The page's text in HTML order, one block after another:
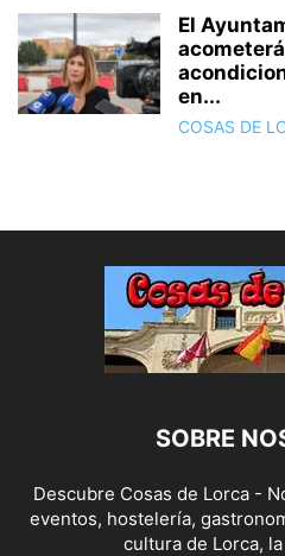
El
en...
COSAS DE
SOBRE
Descubre Cosas de Lorca -
eventos, hostelería,
cultura de Lorca,